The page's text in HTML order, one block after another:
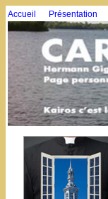
Accueil Présentation